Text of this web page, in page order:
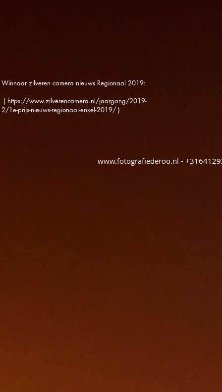
Winnaar zilveren camera nieuws Regionaal 2019:
( https://www.zilverencamera.nl/jaargang/2019-
2/1e-prijs-nieuws-regionaal-enkel-2019/ )
www.fotografiederoo.nl -